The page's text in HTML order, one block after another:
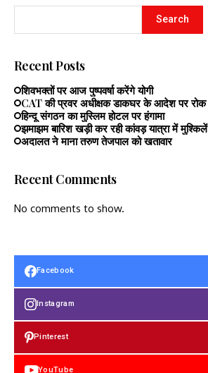
Search
Recent Posts
शिवभक्तों पर आज पुष्पवर्षा करेंगे योगी
CAT की प्रवर अधीक्षक डाकघर के आदेश पर रोक
हिन्दू संगठन का मुस्लिम होटल पर हंगामा
झमाझम बारिश खड़ी कर रही कांवड़ यात्रा में मुश्किलें
अदालत ने माना तरुण तेजपाल को खतावार
Recent Comments
No comments to show.
Facebook
Instagram
Pinterest
YouTube